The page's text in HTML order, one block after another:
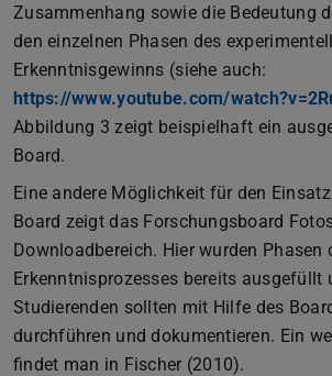
Zusammenhang sowie die Bedeutung
den einzelnen Phasen des
Erkenntnisgewinns (siehe auch:
https://www.youtube.com/
Abbildung 3 zeigt beispielhaft ein
Board.
Eine andere Möglichkeit für den
Board zeigt das Forschungsboard
Downloadbereich. Hier wurden Phasen
Erkenntnisprozesses bereits ausgefüllt
Studierenden sollten mit Hilfe des
durchführen und dokumentieren. Ein
findet man in Fischer (2010).